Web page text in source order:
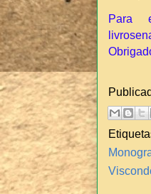
Para